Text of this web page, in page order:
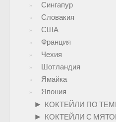
Сингапур
Словакия
США
Франция
Чехия
Шотландия
Ямайка
Япония
► КОКТЕЙЛИ ПО
► КОКТЕЙЛИ С